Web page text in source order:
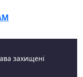
захищені